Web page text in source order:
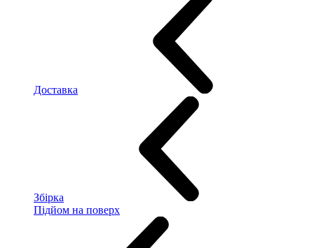
Доставка
Збірка
Підйом на поверх